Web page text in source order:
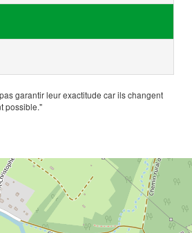
garantir leur exactitude car ils changent
possible."